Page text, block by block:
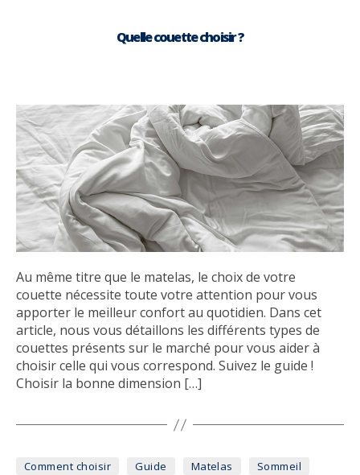
Quelle couette choisir ?
Au même titre que le matelas, le choix de votre
couette nécessite toute votre attention pour vous
apporter le meilleur confort au quotidien. Dans cet
article, nous vous détaillons les différents types de
couettes présents sur le marché pour vous aider à
choisir celle qui vous correspond. Suivez le guide !
Choisir la bonne dimension […]
Catégories
Comment choisir Guide Matelas Sommeil